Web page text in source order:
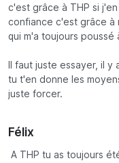
c'est grâce à THP si
confiance c'est grâce à
qui m'a toujours poussé
Il faut juste essayer, il
tu t'en donne les
juste forcer.
Félix
A THP tu as toujours